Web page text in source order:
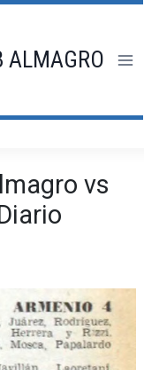
ALMAGRO
vs